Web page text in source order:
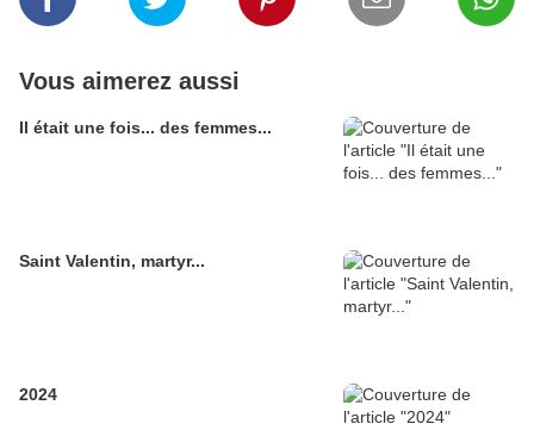
Vous aimerez aussi
Il était une fois... des femmes...
Saint Valentin, martyr...
2024